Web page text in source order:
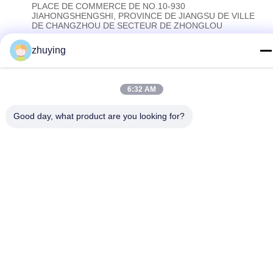
PLACE DE COMMERCE DE NO.10-930
JIAHONGSHENGSHI, PROVINCE DE JIANGSU DE VILLE
DE CHANGZHOU DE SECTEUR DE ZHONGLOU
La Chine est bonne. Qualité Grandes vessies de glace de
cold chain technology Co.,ltd Tout. Les droits sont réservés.
zhuying
6:32 AM
Good day, what product are you looking for?